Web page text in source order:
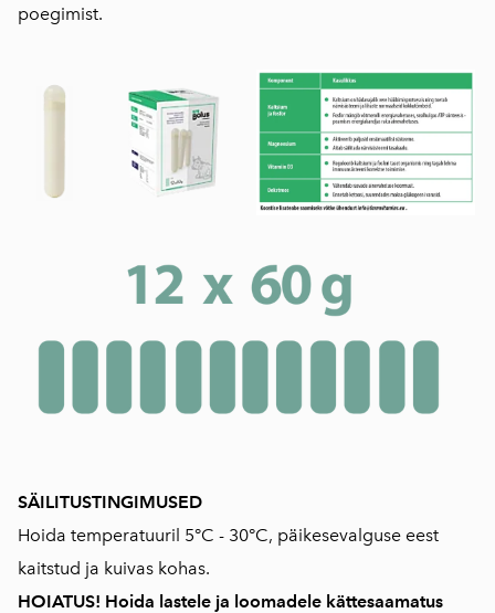
poegimist.
SÄILITUSTINGIMUSED
Hoida temperatuuril 5°C - 30°C, päikesevalguse eest
kaitstud ja kuivas kohas.
HOIATUS! Hoida lastele ja loomadele kättesaamatus